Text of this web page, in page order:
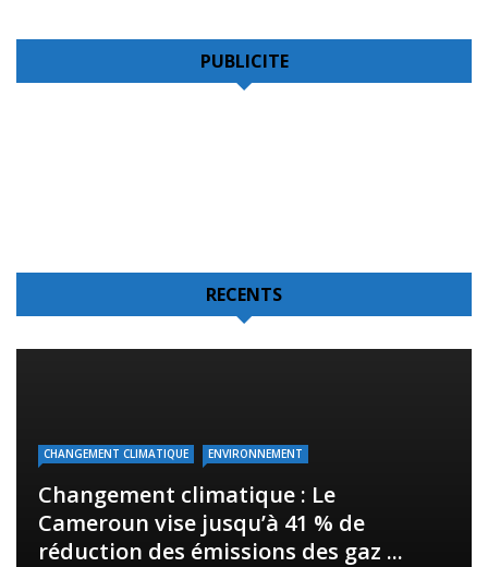
PUBLICITE
RECENTS
CHANGEMENT CLIMATIQUE ENVIRONNEMENT
Changement climatique : Le
Cameroun vise jusqu’à 41 % de
réduction des émissions des gaz ...